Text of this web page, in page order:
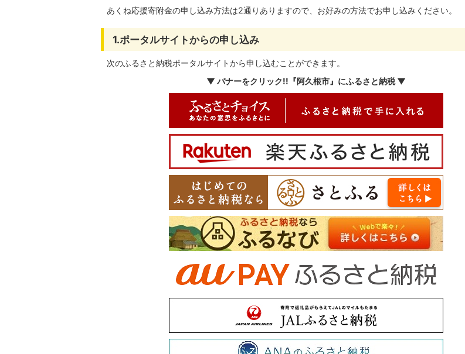
あくね応援寄附金の申し込み方法は2通りありますので、お好みの方法でお申し込みください。
1.ポータルサイトからの申し込み
次のふるさと納税ポータルサイトから申し込むことができます。
▼ バナーをクリック!!『阿久根市』にふるさと納税 ▼